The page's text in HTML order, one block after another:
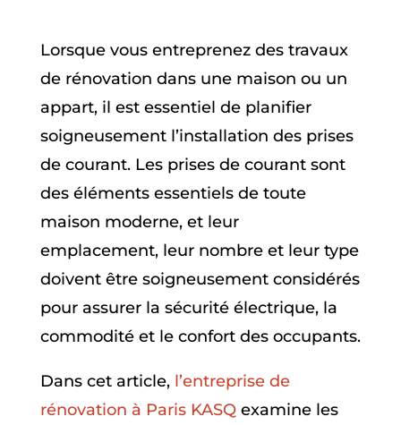
Lorsque vous entreprenez des travaux
de rénovation dans une maison ou un
appart, il est essentiel de planifier
soigneusement l’installation des prises
de courant. Les prises de courant sont
des éléments essentiels de toute
maison moderne, et leur
emplacement, leur nombre et leur type
doivent être soigneusement considérés
pour assurer la sécurité électrique, la
commodité et le confort des occupants.
Dans cet article, l’entreprise de
rénovation à Paris KASQexamine les